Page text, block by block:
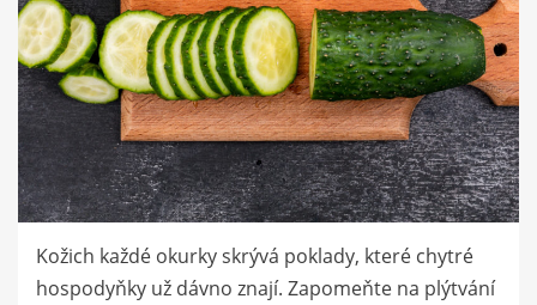
Kožich každé okurky skrývá poklady, které chytré
hospodyňky už dávno znají. Zapomeňte na plýtvání